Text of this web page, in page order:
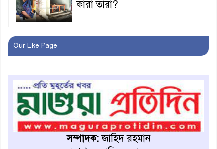
কারা তারা?
অনূর্ধ্ব-১৭ জাতীয় চ্যাম্পিয়ন মাগুরা
রোববার থেকে ভারতীয় ট্যুরিস্ট
ভিসা চালু
মাগুরায় জাতীয় ভিটামিন ‘এ’ প্লাস
ক্যাম্পেইন উপলক্ষে সাংবাদিক
অবহিতকরণ
Our Like Page
সম্পাদক:জাহিদ রহমান